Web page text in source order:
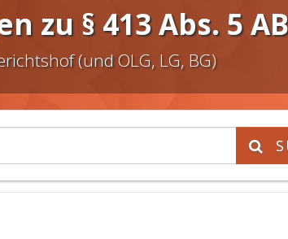
zu § 413 Abs. 5
(und OLG, LG, BG)